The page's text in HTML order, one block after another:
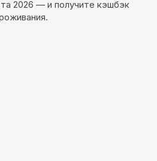
2026 — и получите кэшбэк